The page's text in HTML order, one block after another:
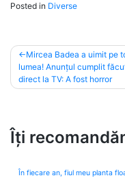
Posted in Diverse
Post
navigation
Mircea Badea a uimit pe
lumea! Anunțul cumplit
direct la TV: A fost horror
Îți
În fiecare an, fiul meu planta